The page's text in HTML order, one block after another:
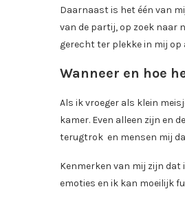
Daarnaast is het één van
van de partij, op zoek naar
gerecht ter plekke in mij
Wanneer en hoe
Als ik vroeger als klein
kamer. Even alleen zijn en
terugtrok en mensen mij
Kenmerken van mij zijn
emoties en ik kan moeilijk